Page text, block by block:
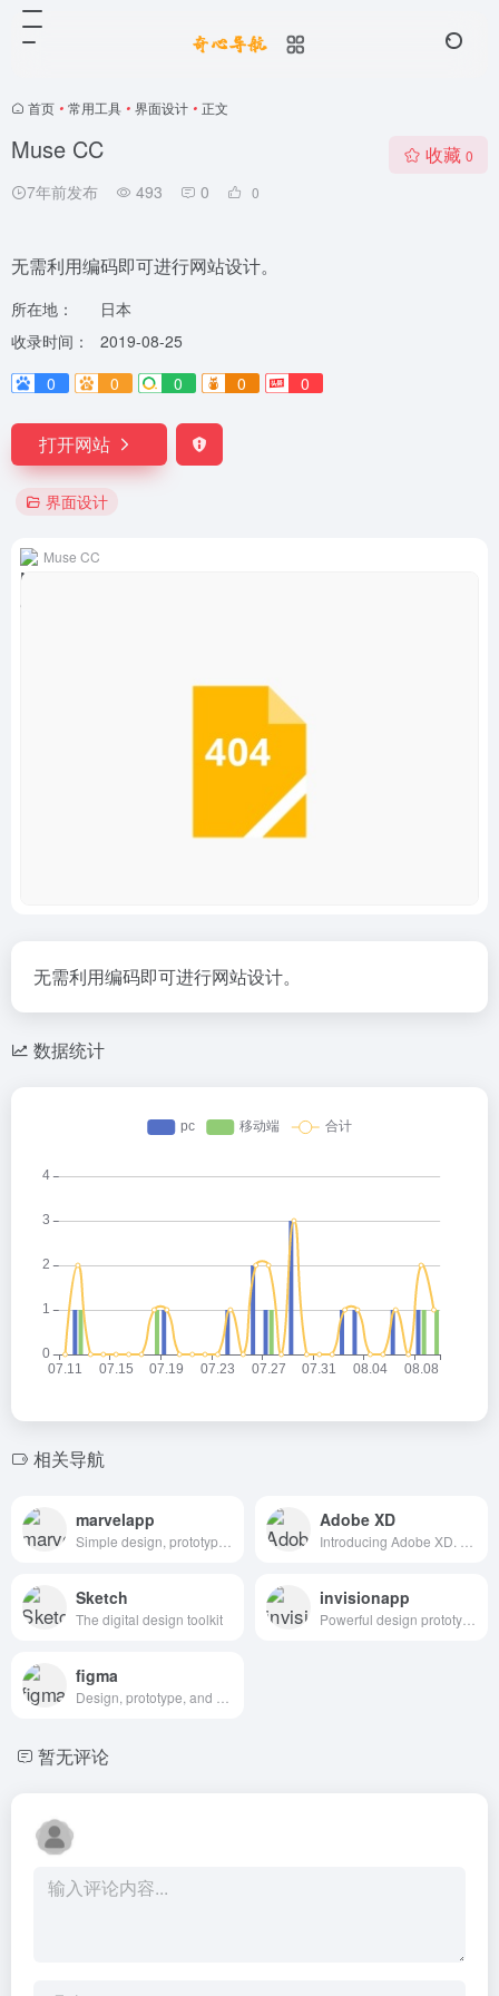
首页 • 常用工具 • 界面设计 • 正文
Muse CC
7年前发布 493 0 0
收藏 0
无需利用编码即可进行网站设计。
所在地：
日本
收录时间：
2019-08-25
0
0 0 0 0
打开网站
界面设计
Muse CC
无需利用编码即可进行网站设计。
数据统计
相关导航
marvelapp Adobe XD
Sketch
The digital design toolkit
invisionapp
figma
暂无评论